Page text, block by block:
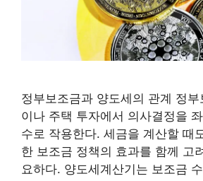
정부보조금과 양도세의 관계 정
이나 주택 투자에서 의사결정을
수로 작용한다. 세금을 계산할 때
한 보조금 정책의 효과를 함께 고
요하다. 양도세계산기는 보조금